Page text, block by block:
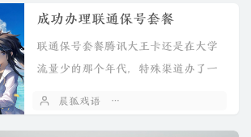
成功办理联通保号套餐
联通保号套餐腾讯大王卡还是在大学
流量少的那个年代，特殊渠道办了一
晨狐戏语